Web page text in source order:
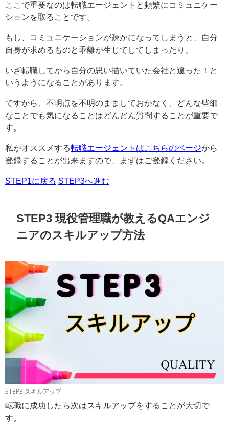
ここで重要なのは転職エージェントと頻繁にコミュニケー
ションを取ることです。
もし、コミュニケーションが疎かになってしまうと、自分
自身が求めるものと乖離が生じてしてしまったり、
いざ転職してから自分の思い描いていた会社と違った！と
いうようになることがあります。
ですから、不明点を不明のまましておかなく、どんな些細
なことでも気になることはどんどん質問することが重要で
す。
私がオススメする転職エージェントはこちらのページから
登録することが出来ますので、まずはご登録ください。
STEP1に戻る STEP3へ進む
STEP3 現役管理職が教えるQAエンジ
ニアのスキルアップ方法
STEP3 スキルアップ
転職に成功したら次はスキルアップをすることが大切で
す。